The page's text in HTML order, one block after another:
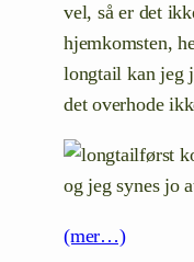
vel, så er det
hjemkomsten,
longtail kan jeg
det overhode
først
og jeg synes jo
(mer…)